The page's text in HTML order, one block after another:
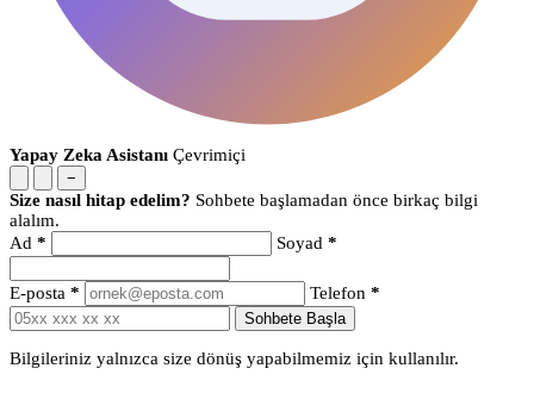
Yapay Zeka Asistanı Çevrimiçi
−
Size nasıl hitap edelim? Sohbete başlamadan önce birkaç bilgi
alalım.
Ad * Soyad *
E-posta * Telefon *
Sohbete Başla
Bilgileriniz yalnızca size dönüş yapabilmemiz için kullanılır.